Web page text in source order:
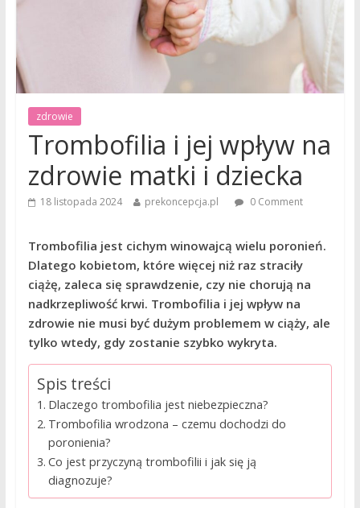
zdrowie
Trombofilia i jej wpływ na
zdrowie matki i dziecka
18 listopada 2024 prekoncepcja.pl 0 Comment
Trombofilia jest cichym winowajcą wielu poronień.
Dlatego kobietom, które więcej niż raz straciły
ciążę, zaleca się sprawdzenie, czy nie chorują na
nadkrzepliwość krwi. Trombofilia i jej wpływ na
zdrowie nie musi być dużym problemem w ciąży, ale
tylko wtedy, gdy zostanie szybko wykryta.
Spis treści
Dlaczego trombofilia jest niebezpieczna?
Trombofilia wrodzona – czemu dochodzi do
poronienia?
Co jest przyczyną trombofilii i jak się ją
diagnozuje?